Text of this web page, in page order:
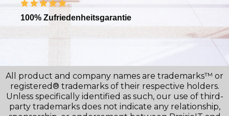
100% Zufriedenheitsgarantie
All product and company names are trademarks™ or
registered® trademarks of their respective holders.
Unless specifically identified as such, our use of third-
party trademarks does not indicate any relationship,